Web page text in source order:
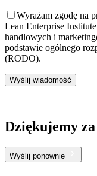
Wyrażam zgodę na
Lean Enterprise
handlowych i
podstawie ogólnego
(RODO).
Wyślij wiadomość
Dziękujemy
Wyślij ponownie